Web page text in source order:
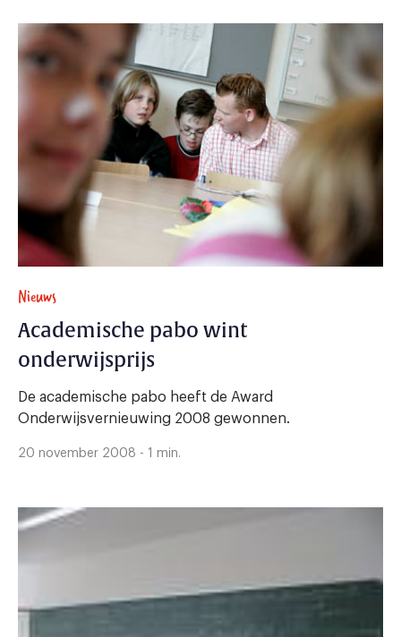
Nieuws
Academische pabo wint
onderwijsprijs
De academische pabo heeft de Award
Onderwijsvernieuwing 2008 gewonnen.
20 november 2008 - 1 min.